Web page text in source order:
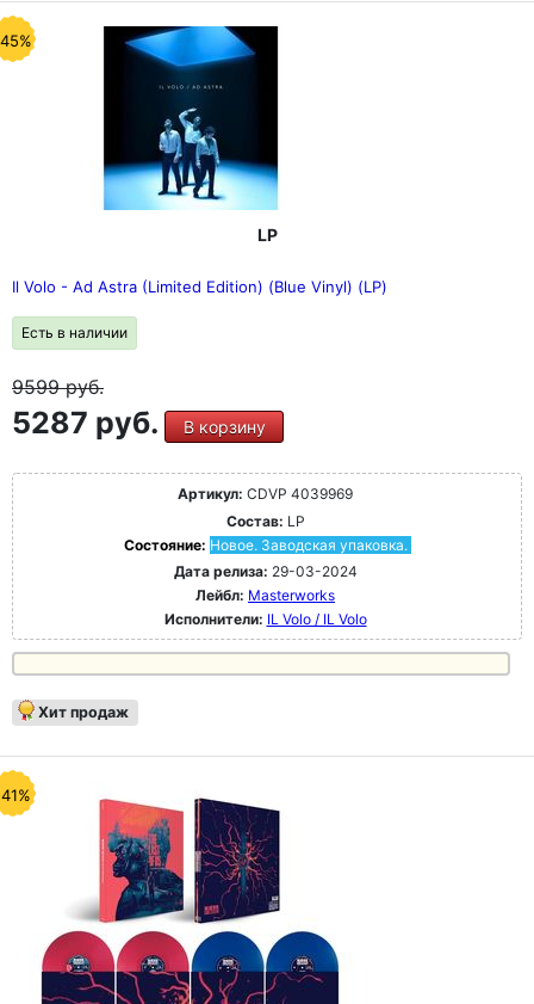
LP
Il Volo - Ad Astra (Limited Edition) (Blue Vinyl) (LP)
Есть в наличии
9599руб.
5287 руб. В корзину
Артикул: CDVP 4039969
Состав: LP
Состояние: Новое. Заводская упаковка.
Дата релиза: 29-03-2024
Лейбл: Masterworks
Исполнители: IL Volo / IL Volo
Хит продаж